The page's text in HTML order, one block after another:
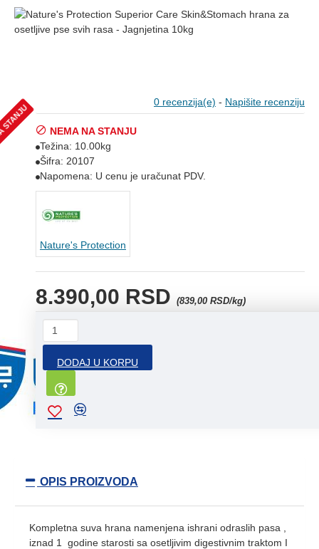
0 recenzija(e) - Napišite recenziju
8.390,00 RSD (839,00 RSD/kg)
NEMA NA STANJU
Težina: 10.00kg
Šifra: 20107
Napomena: U cenu je uračunat PDV.
Nature's Protection
DODAJ U KORPU
OPIS PROIZVODA
Kompletna suva hrana namenjena ishrani odraslih pasa ,
iznad 1 godine starosti sa osetljivim digestivnim traktom I